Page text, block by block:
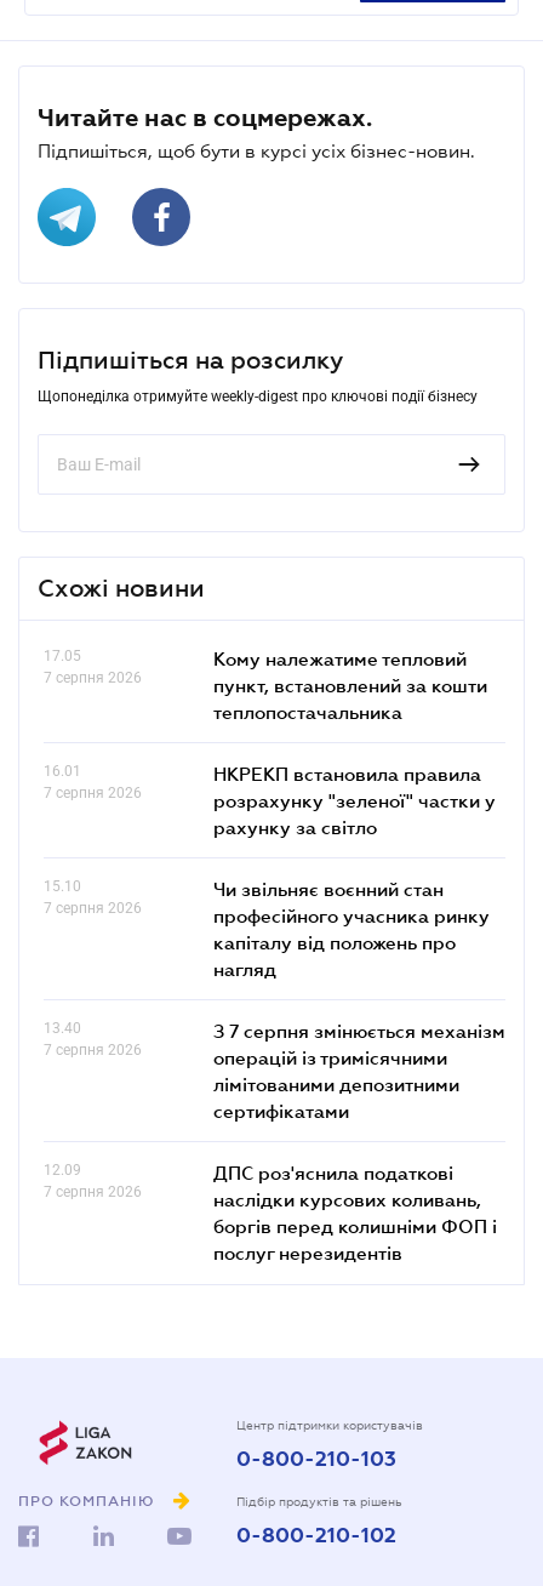
Читайте нас в соцмережах.
Підпишіться, щоб бути в курсі усіх бізнес-новин.
Підпишіться на розсилку
Щопонеділка отримуйте weekly-digest про ключові події бізнесу
Схожі новини
17.05
7 серпня 2026
Кому належатиме тепловий
пункт, встановлений за кошти
теплопостачальника
16.01
7 серпня 2026
НКРЕКП встановила правила
розрахунку "зеленої" частки у
рахунку за світло
15.10
7 серпня 2026
Чи звільняє воєнний стан
професійного учасника ринку
капіталу від положень про
нагляд
13.40
7 серпня 2026
З 7 серпня змінюється механізм
операцій із тримісячними
лімітованими депозитними
сертифікатами
12.09
7 серпня 2026
ДПС роз'яснила податкові
наслідки курсових коливань,
боргів перед колишніми ФОП і
послуг нерезидентів
ПРО КОМПАНІЮ
Центр підтримки користувачів
0-800-210-103
Підбір продуктів та рішень
0-800-210-102